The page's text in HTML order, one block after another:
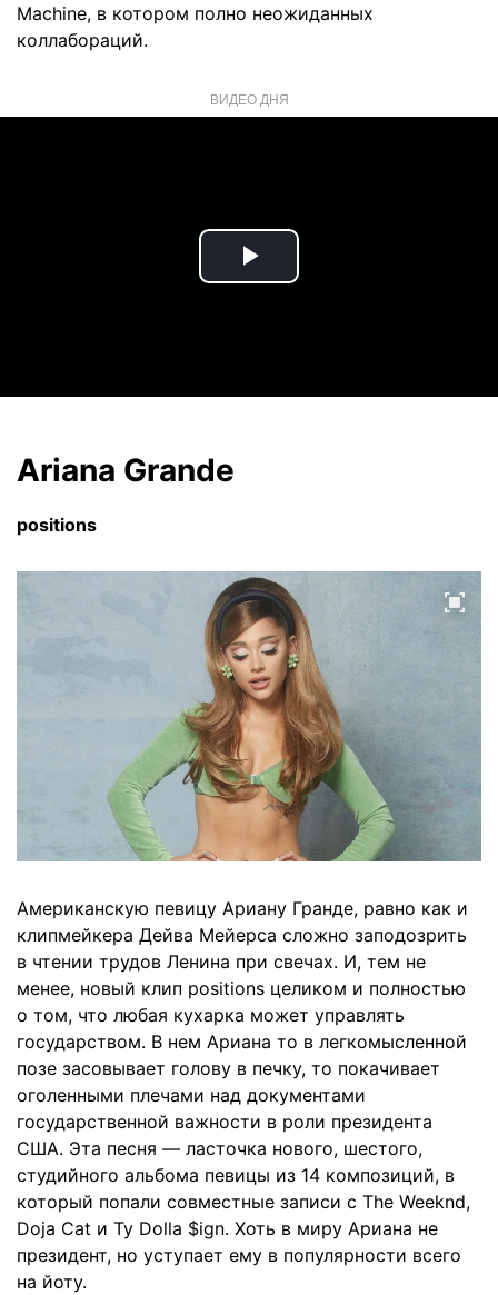
Machine, в котором полно неожиданных
коллабораций.
ВИДЕО ДНЯ
Play
Ariana Grande
positions
Американскую певицу Ариану Гранде, равно как и
клипмейкера Дейва Мейерса сложно заподозрить
в чтении трудов Ленина при свечах. И, тем не
менее, новый клип positions целиком и полностью
о том, что любая кухарка может управлять
государством. В нем Ариана то в легкомысленной
позе засовывает голову в печку, то покачивает
оголенными плечами над документами
государственной важности в роли президента
США. Эта песня — ласточка нового, шестого,
студийного альбома певицы из 14 композиций, в
который попали совместные записи с The Weeknd,
Doja Cat и Ty Dolla $ign. Хоть в миру Ариана не
президент, но уступает ему в популярности всего
на йоту.